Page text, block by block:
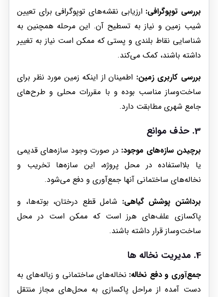
بررسی توپوگرافی: ارزیابی نقشه‌های توپوگرافی برای تعیین
شیب زمین و نیاز به تسطیح آن. این مرحله همچنین به
شناسایی نقاط بلندی و پستی که ممکن است نیاز به تغییر
داشته باشند، کمک می‌کند.
بررسی کاربری زمین: اطمینان از اینکه زمین مورد نظر برای
ساخت‌وساز مناسب بوده و با مقررات محلی و طرح‌های
جامع شهری مطابقت دارد.
3. حذف موانع
برچیدن سازه‌های موجود: در صورت وجود سازه‌های قدیمی
یا بلااستفاده در محل پروژه، این سازه‌ها تخریب و
نخاله‌های ساختمانی آنها جمع‌آوری و دفع می‌شود.
برداشتن پوشش گیاهی: شامل قطع درختان، بوته‌ها، و
پاکسازی علف‌های هرز است که ممکن است در محل
ساخت‌وساز قرار داشته باشند.
4. مدیریت نخاله ها
جمع‌آوری و دفع نخاله: نخاله‌های ساختمانی و زباله‌های به
دست آمده از مراحل پاکسازی به محل‌های مجاز منتقل